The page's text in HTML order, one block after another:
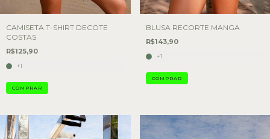
CAMISETA T-SHIRT DECOTE
COSTAS
R$125,90
+1
COMPRAR
BLUSA RECORTE MANGA
R$143,90
+1
COMPRAR